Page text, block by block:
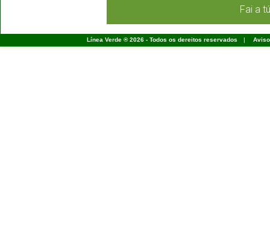
Fai a
Línea Verde ® 2026 - Todos os dereitos reservados |